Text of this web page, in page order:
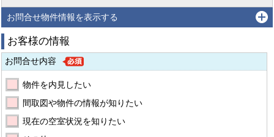
お問合せ物件情報を表示する
お客様の情報
お問合せ内容
物件を内見したい
間取図や物件の情報が知りたい
現在の空室状況を知りたい